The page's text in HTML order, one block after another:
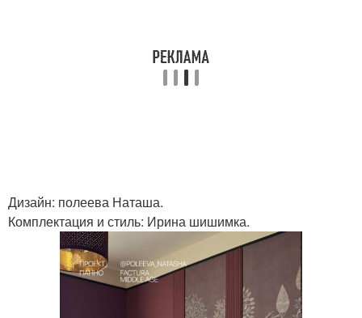
Дизайн: полеева Наташа.
Комплектация и стиль: Ирина шишимка.